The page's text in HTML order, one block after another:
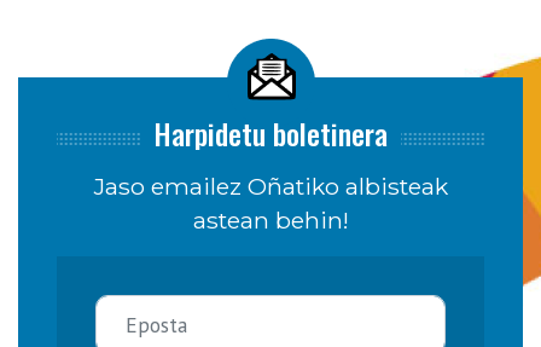
Harpidetu boletinera
Jaso emailez Oñatiko albisteak
astean behin!